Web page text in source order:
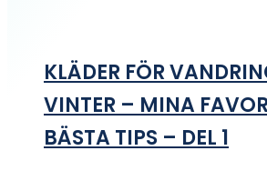
KLÄDER FÖR
VINTER – MINA
BÄSTA TIPS – DEL 1